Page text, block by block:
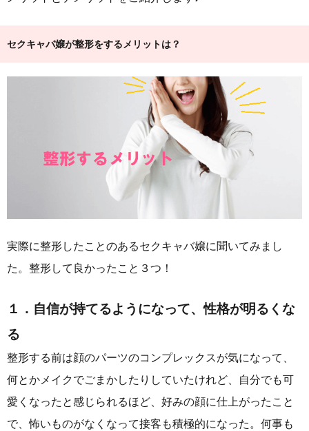
セクキャバ嬢が整形をするメリットは？
実際に整形したことのあるセクキャバ嬢に聞いてみまし
た。整形して良かったこと３つ！
１．自信が持てるようになって、性格が明るくな
る
整形する前は顔のパーツのコンプレックスが気になって、
何とかメイクでごまかしたりしていたけれど、自分でも可
愛くなったと感じられるほど、好みの顔に仕上がったこと
で、怖いものがなくなって接客も積極的になった。何事も